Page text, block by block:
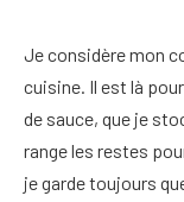
Je considère mon
cuisine. Il est là
de sauce, que je
range les restes
je garde toujours